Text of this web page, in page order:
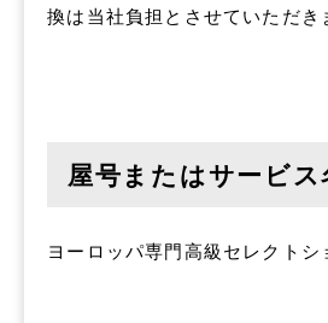
換は当社負担とさせていただき
屋号またはサービス
ヨーロッパ専門高級セレクトシ